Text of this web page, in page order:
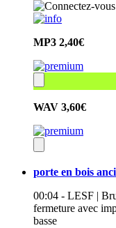
MP3 2,40€
WAV 3,60€
porte en bois
00:04 - LESF |
fermeture avec
basse